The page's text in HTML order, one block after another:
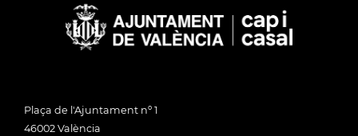
Plaça de l'Ajuntament nº 1
46002 València